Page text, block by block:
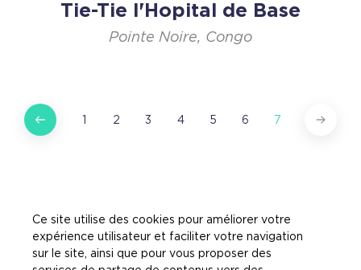
Tie-Tie l'Hopital de Base
Pointe Noire, Congo
2 3 4 5 6 7
Ce site utilise des cookies pour améliorer votre
expérience utilisateur et faciliter votre navigation
sur le site, ainsi que pour vous proposer des